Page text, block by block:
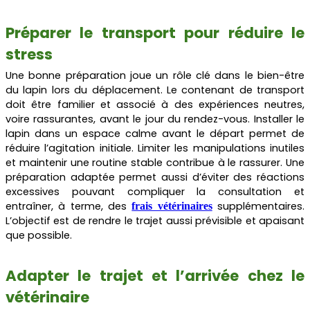
Préparer le transport pour réduire le
stress
Une bonne préparation joue un rôle clé dans le bien-être
du lapin lors du déplacement. Le contenant de transport
doit être familier et associé à des expériences neutres,
voire rassurantes, avant le jour du rendez-vous. Installer le
lapin dans un espace calme avant le départ permet de
réduire l’agitation initiale. Limiter les manipulations inutiles
et maintenir une routine stable contribue à le rassurer. Une
préparation adaptée permet aussi d’éviter des réactions
excessives pouvant compliquer la consultation et
entraîner, à terme, des frais vétérinaires supplémentaires.
L’objectif est de rendre le trajet aussi prévisible et apaisant
que possible.
Adapter le trajet et l’arrivée chez le
vétérinaire